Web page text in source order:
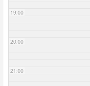
19:00
20:00
21:00